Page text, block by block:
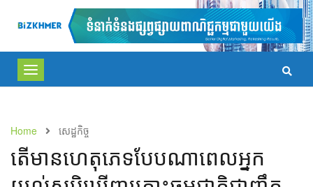
Toggle
navigation
Home សេដ្ឋកិច្ច
តើ​មាន​ហេតុភេទ​បែប​ណា​ពេល​អ្នក​​